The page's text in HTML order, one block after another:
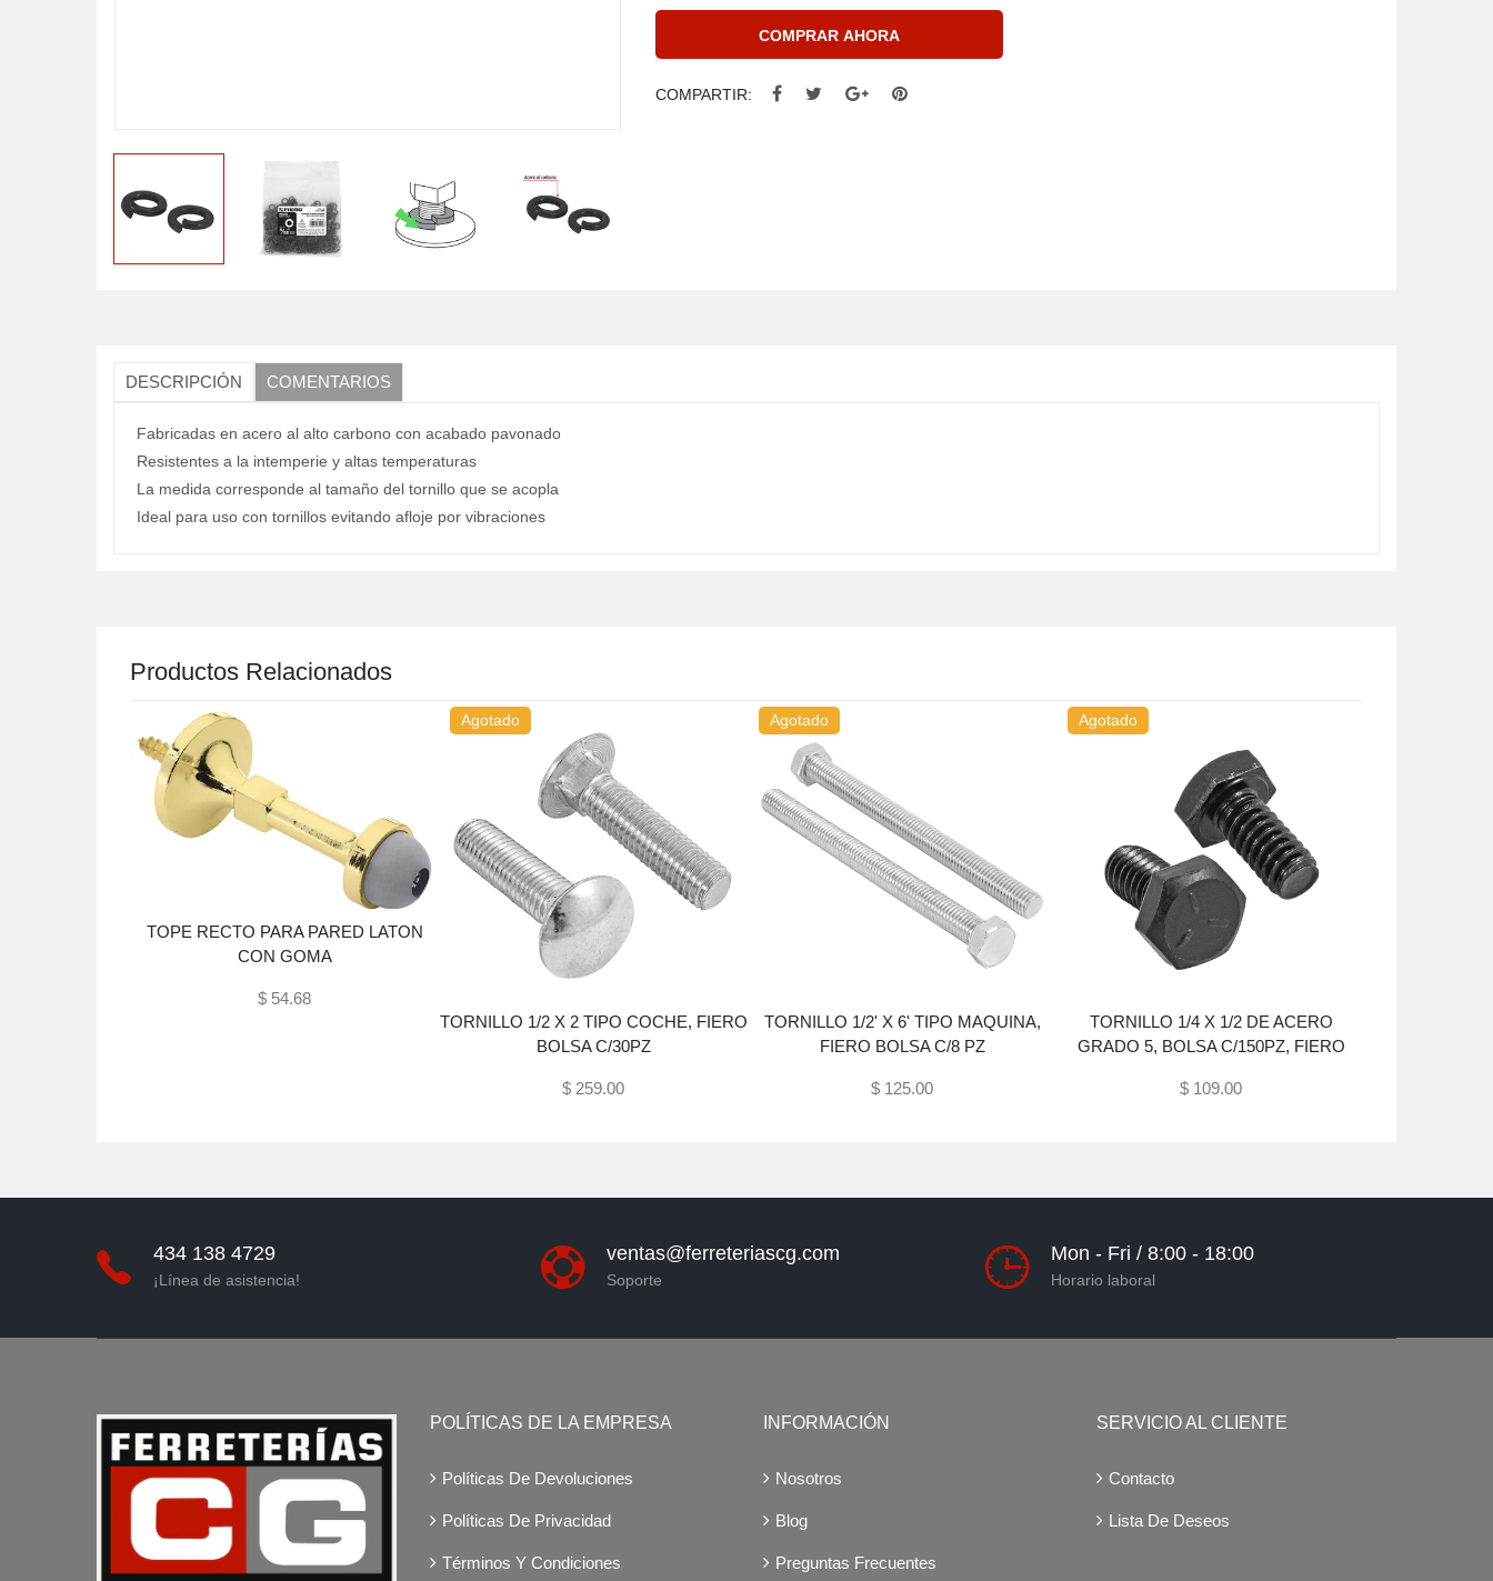
COMPRAR AHORA
COMPARTIR:
DESCRIPCIÓN COMENTARIOS
Fabricadas en acero al alto carbono con acabado pavonado
Resistentes a la intemperie y altas temperaturas
La medida corresponde al tamaño del tornillo que se acopla
Ideal para uso con tornillos evitando afloje por vibraciones
Productos Relacionados
TOPE RECTO PARA PARED LATON
CON GOMA
$ 54.68
Agotado
TORNILLO 1/2 X 2 TIPO COCHE, FIERO
BOLSA C/30PZ
$ 259.00
Agotado
TORNILLO 1/2' X 6' TIPO MAQUINA,
FIERO BOLSA C/8 PZ
$ 125.00
Agotado
TORNILLO 1/4 X 1/2 DE ACERO
GRADO 5, BOLSA C/150PZ, FIERO
$ 109.00
434 138 4729
¡Línea de asistencia!
ventas@ferreteriascg.com
Soporte
Mon - Fri / 8:00 - 18:00
Horario laboral
POLÍTICAS DE LA EMPRESA
Políticas De Devoluciones
Políticas De Privacidad
Términos Y Condiciones
INFORMACIÓN
Nosotros
Blog
Preguntas Frecuentes
SERVICIO AL CLIENTE
Contacto
Lista De Deseos